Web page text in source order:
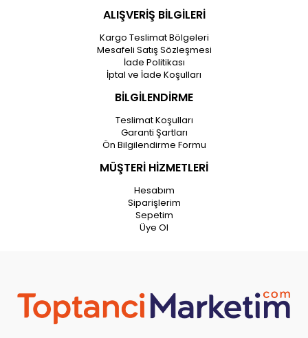
ALIŞVERİŞ BİLGİLERİ
Kargo Teslimat Bölgeleri
Mesafeli Satış Sözleşmesi
İade Politikası
İptal ve İade Koşulları
BİLGİLENDİRME
Teslimat Koşulları
Garanti Şartları
Ön Bilgilendirme Formu
MÜŞTERİ HİZMETLERİ
Hesabım
Siparişlerim
Sepetim
Üye Ol